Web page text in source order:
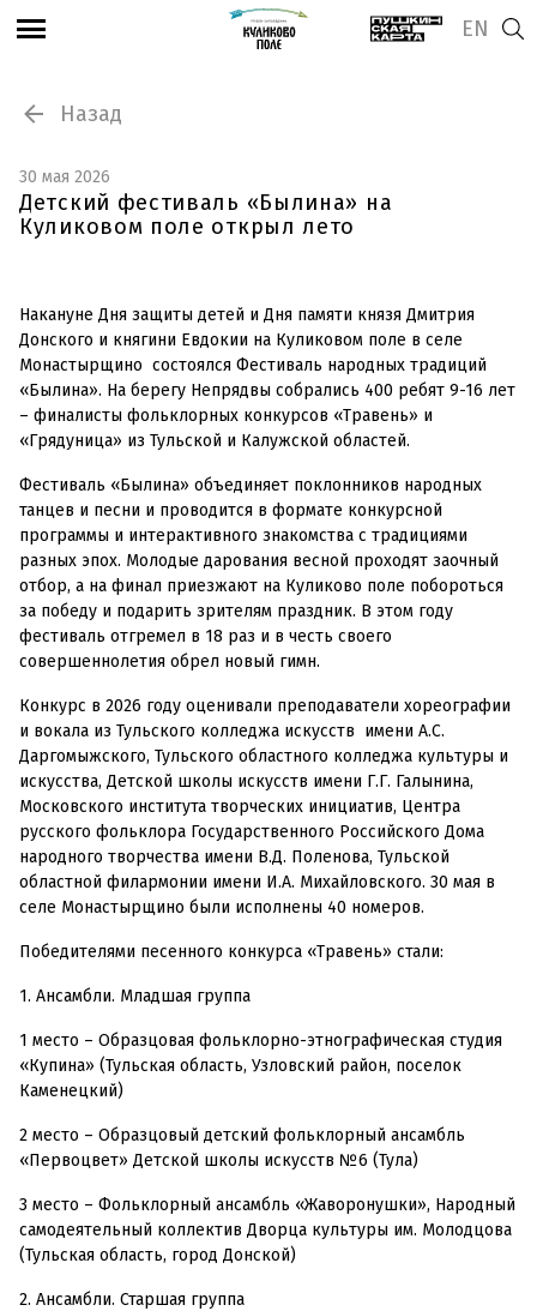
EN
Назад
30 мая 2026
Детский фестиваль «Былина» на
Куликовом поле открыл лето
Накануне Дня защиты детей и Дня памяти князя Дмитрия
Донского и княгини Евдокии на Куликовом поле в селе
Монастырщино состоялся Фестиваль народных традиций
«Былина». На берегу Непрядвы собрались 400 ребят 9-16 лет
– финалисты фольклорных конкурсов «Травень» и
«Грядуница» из Тульской и Калужской областей.
Фестиваль «Былина» объединяет поклонников народных
танцев и песни и проводится в формате конкурсной
программы и интерактивного знакомства с традициями
разных эпох. Молодые дарования весной проходят заочный
отбор, а на финал приезжают на Куликово поле побороться
за победу и подарить зрителям праздник. В этом году
фестиваль отгремел в 18 раз и в честь своего
совершеннолетия обрел новый гимн.
Конкурс в 2026 году оценивали преподаватели хореографии
и вокала из Тульского колледжа искусств имени А.С.
Даргомыжского, Тульского областного колледжа культуры и
искусства, Детской школы искусств имени Г.Г. Галынина,
Московского института творческих инициатив, Центра
русского фольклора Государственного Российского Дома
народного творчества имени В.Д. Поленова, Тульской
областной филармонии имени И.А. Михайловского. 30 мая в
селе Монастырщино были исполнены 40 номеров.
Победителями песенного конкурса «Травень» стали:
1. Ансамбли. Младшая группа
1 место – Образцовая фольклорно-этнографическая студия
«Купина» (Тульская область, Узловский район, поселок
Каменецкий)
2 место – Образцовый детский фольклорный ансамбль
«Первоцвет» Детской школы искусств №6 (Тула)
3 место – Фольклорный ансамбль «Жаворонушки», Народный
самодеятельный коллектив Дворца культуры им. Молодцова
(Тульская область, город Донской)
2. Ансамбли. Старшая группа